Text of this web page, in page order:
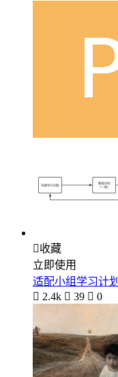
收藏
立即使用
适配小组学习计划
 2.4k  39  0